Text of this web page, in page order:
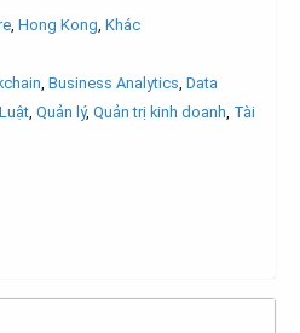
, Hong Kong, Khác
, Business Analytics, Data
Luật, Quản lý, Quản trị kinh doanh, Tài